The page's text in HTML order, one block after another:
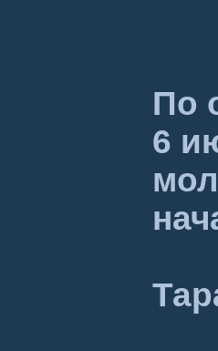
По
6